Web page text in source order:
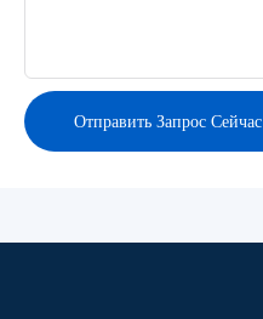
Отправить Запрос Сейчас